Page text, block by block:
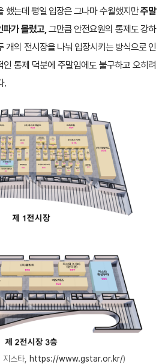
했는데 평일 입장은 그나마 수월했지만주말
파가 몰렸고,그만큼 안전요원의 통제도 강하
개의 전시장을 나눠 입장시키는 방식으로 인
통제 덕분에 주말임에도 불구하고 오히려
.
스타, https://www.gstar.or.kr/)